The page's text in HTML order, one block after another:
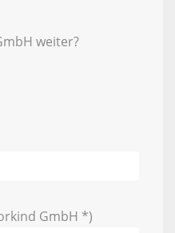
weiter?
GmbH *)